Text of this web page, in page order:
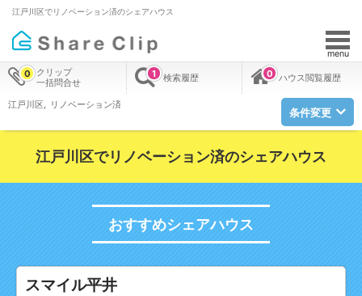
江戸川区でリノベーション済のシェアハウス
menu
クリップ
一括問合せ
0 検索履歴
1 ハウス閲覧履歴
0
江戸川区 リノベーション済
条件変更
江戸川区でリノベーション済のシェアハウス
おすすめシェアハウス
スマイル平井